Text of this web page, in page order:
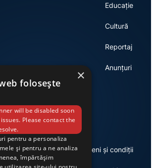
Educație
Cultură
Reportaj
Anunțuri
utile
Termeni și condiții
×
folosește
will be disabled soon
Please contact the
pentru a personaliza
și pentru a ne analiza
împărtășim